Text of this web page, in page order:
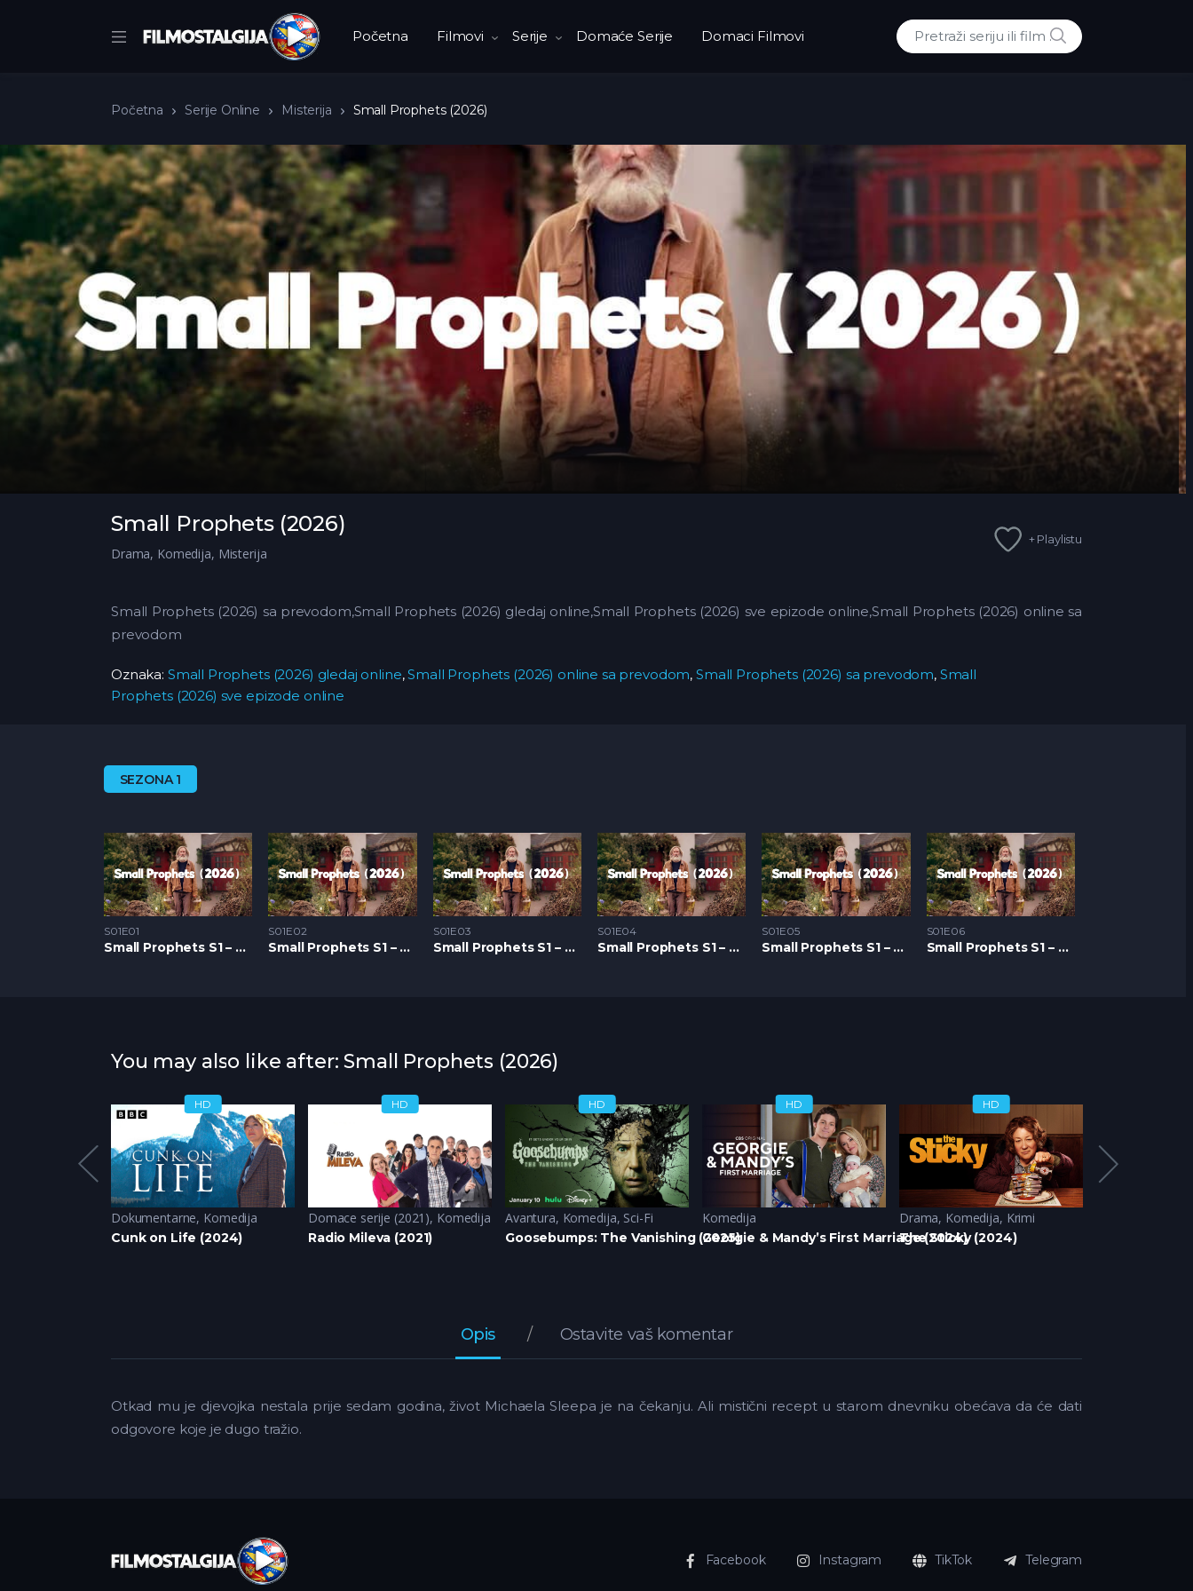
Početna Filmovi Serije Domaće Serije Domaci Filmovi
Traži:
POTRAZI
Početna Serije Online Misterija Small Prophets (2026)
Small Prophets (2026)
Drama, Komedija, Misterija
+ Playlistu
Small Prophets (2026) sa prevodom,Small Prophets (2026) gledaj online,Small Prophets (2026) sve epizode online,Small Prophets (2026) online sa
prevodom
Oznaka: Small Prophets (2026) gledaj online,Small Prophets (2026) online sa prevodom, Small Prophets (2026) sa prevodom, Small
Prophets (2026) sve epizode online
SEZONA 1
S01E01
Small Prophets S1 – Epizoda 01
S01E02
Small Prophets S1 – Epizoda 02
S01E03
Small Prophets S1 – Epizoda 03
S01E04
Small Prophets S1 – Epizoda 04
S01E05
Small Prophets S1 – Epizoda 05
S01E06
Small Prophets S1 – Epizoda 06
You may also like after: Small Prophets (2026)
HD
Dokumentarne, Komedija
Cunk on Life (2024)
HD
Domace serije (2021), Komedija
Radio Mileva (2021)
HD
Avantura, Komedija, Sci-Fi
Goosebumps: The Vanishing (2025)
HD
Komedija
Georgie & Mandy’s First Marriage (2024)
HD
Drama, Komedija, Krimi
The Sticky (2024)
Opis Ostavite vaš komentar
Otkad mu je djevojka nestala prije sedam godina, život Michaela Sleepa je na čekanju. Ali mistični recept u starom dnevniku obećava da će dati
odgovore koje je dugo tražio.
Facebook Instagram TikTok Telegram